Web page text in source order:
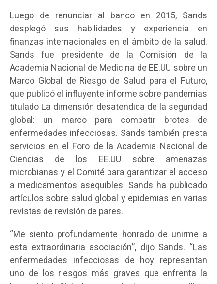
Luego de renunciar al banco en 2015, Sands
desplegó sus habilidades y experiencia en
finanzas internacionales en el ámbito de la salud.
Sands fue presidente de la Comisión de la
Academia Nacional de Medicina de EE.UU sobre un
Marco Global de Riesgo de Salud para el Futuro,
que publicó el influyente informe sobre pandemias
titulado La dimensión desatendida de la seguridad
global: un marco para combatir brotes de
enfermedades infecciosas. Sands también presta
servicios en el Foro de la Academia Nacional de
Ciencias de los EE.UU sobre amenazas
microbianas y el Comité para garantizar el acceso
a medicamentos asequibles. Sands ha publicado
artículos sobre salud global y epidemias en varias
revistas de revisión de pares.
“Me siento profundamente honrado de unirme a
esta extraordinaria asociación”, dijo Sands. “Las
enfermedades infecciosas de hoy representan
uno de los riesgos más graves que enfrenta la